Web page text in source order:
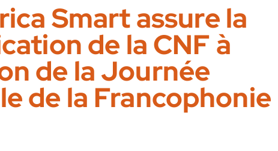
Smart assure la
de la CNF à
de la Journée
de la Francophonie